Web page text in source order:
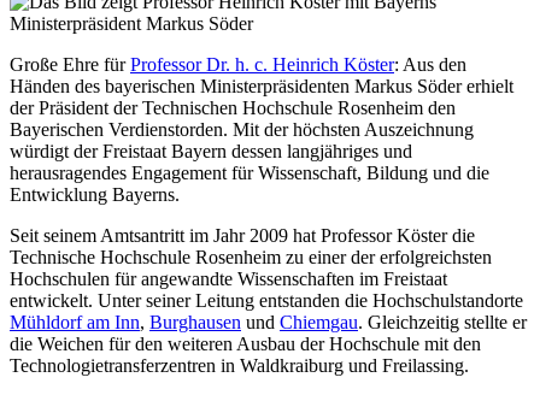
Große Ehre fürProfessor Dr. h. c. Heinrich Köster: Aus den
Händen des bayerischen Ministerpräsidenten Markus Söder erhielt
der Präsident der Technischen Hochschule Rosenheim den
Bayerischen Verdienstorden. Mit der höchsten Auszeichnung
würdigt der Freistaat Bayern dessen langjähriges und
herausragendes Engagement für Wissenschaft, Bildung und die
Entwicklung Bayerns.
Seit seinem Amtsantritt im Jahr 2009 hat Professor Köster die
Technische Hochschule Rosenheim zu einer der erfolgreichsten
Hochschulen für angewandte Wissenschaften im Freistaat
entwickelt. Unter seiner Leitung entstanden die Hochschulstandorte
Mühldorf am Inn, Burghausen und Chiemgau. Gleichzeitig stellte er
die Weichen für den weiteren Ausbau der Hochschule mit den
Technologietransferzentren in Waldkraiburg und Freilassing.